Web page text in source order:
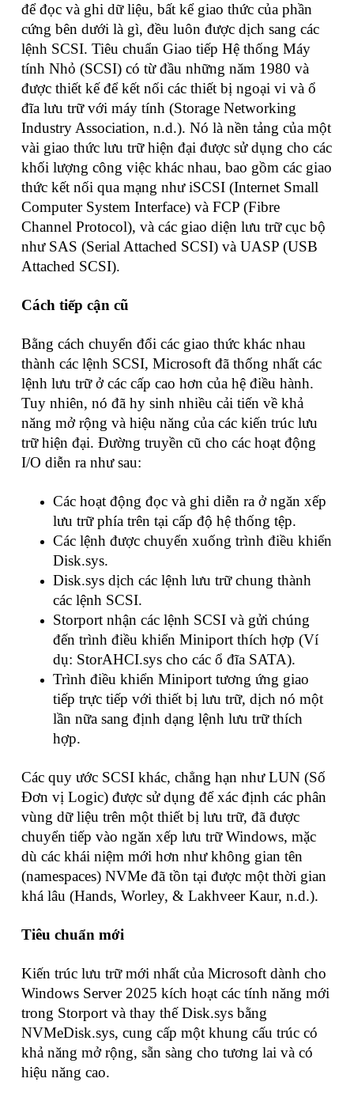
để đọc và ghi dữ liệu, bất kể giao thức của phần
cứng bên dưới là gì, đều luôn được dịch sang các
lệnh SCSI. Tiêu chuẩn Giao tiếp Hệ thống Máy
tính Nhỏ (SCSI) có từ đầu những năm 1980 và
được thiết kế để kết nối các thiết bị ngoại vi và ổ
đĩa lưu trữ với máy tính (Storage Networking
Industry Association, n.d.). Nó là nền tảng của một
vài giao thức lưu trữ hiện đại được sử dụng cho các
khối lượng công việc khác nhau, bao gồm các giao
thức kết nối qua mạng như iSCSI (Internet Small
Computer System Interface) và FCP (Fibre
Channel Protocol), và các giao diện lưu trữ cục bộ
như SAS (Serial Attached SCSI) và UASP (USB
Attached SCSI).
Cách tiếp cận cũ
Bằng cách chuyển đổi các giao thức khác nhau
thành các lệnh SCSI, Microsoft đã thống nhất các
lệnh lưu trữ ở các cấp cao hơn của hệ điều hành.
Tuy nhiên, nó đã hy sinh nhiều cải tiến về khả
năng mở rộng và hiệu năng của các kiến trúc lưu
trữ hiện đại. Đường truyền cũ cho các hoạt động
I/O diễn ra như sau:
Các hoạt động đọc và ghi diễn ra ở ngăn xếp
lưu trữ phía trên tại cấp độ hệ thống tệp.
Các lệnh được chuyển xuống trình điều khiển
Disk.sys.
Disk.sys dịch các lệnh lưu trữ chung thành
các lệnh SCSI.
Storport nhận các lệnh SCSI và gửi chúng
đến trình điều khiển Miniport thích hợp (Ví
dụ: StorAHCI.sys cho các ổ đĩa SATA).
Trình điều khiển Miniport tương ứng giao
tiếp trực tiếp với thiết bị lưu trữ, dịch nó một
lần nữa sang định dạng lệnh lưu trữ thích
hợp.
Các quy ước SCSI khác, chẳng hạn như LUN (Số
Đơn vị Logic) được sử dụng để xác định các phân
vùng dữ liệu trên một thiết bị lưu trữ, đã được
chuyển tiếp vào ngăn xếp lưu trữ Windows, mặc
dù các khái niệm mới hơn như không gian tên
(namespaces) NVMe đã tồn tại được một thời gian
khá lâu (Hands, Worley, & Lakhveer Kaur, n.d.).
Tiêu chuẩn mới
Kiến trúc lưu trữ mới nhất của Microsoft dành cho
Windows Server 2025 kích hoạt các tính năng mới
trong Storport và thay thế Disk.sys bằng
NVMeDisk.sys, cung cấp một khung cấu trúc có
khả năng mở rộng, sẵn sàng cho tương lai và có
hiệu năng cao.